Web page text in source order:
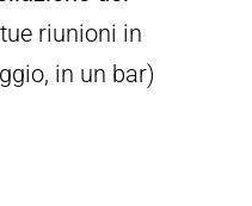
riunioni in
in un bar)